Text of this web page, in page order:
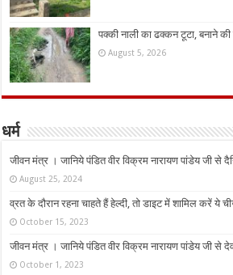
पक्की नाली का ढक्कन टूटा, बनाने की
August 5, 2026
धर्म
जीवन मंत्र । जानिये पंडित वीर विक्रम नारायण पांडेय जी से
August 25, 2024
व्रत के दौरान रहना चाहते हैं हेल्दी, तो डाइट में शामिल करें ये
October 15, 2023
जीवन मंत्र । जानिये पंडित वीर विक्रम नारायण पांडेय जी से
October 1, 2023